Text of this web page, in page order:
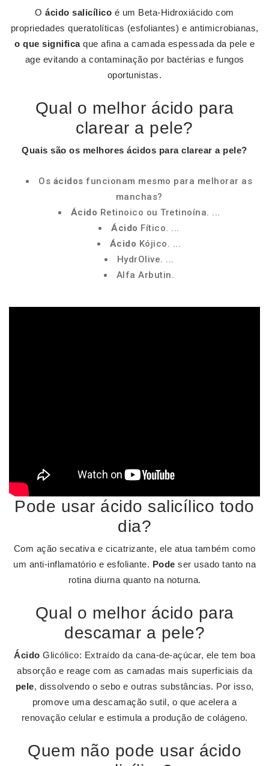
Oácido salicílico é um Beta-Hidroxiácido com
propriedades queratolíticas (esfoliantes) e antimicrobianas,
o que significaque afina a camada espessada da pele e
age evitando a contaminação por bactérias e fungos
oportunistas.
Qual o melhor ácido para
clarear a pele?
Quais são os melhores ácidos para clarear a pele?
Os ácidos funcionam mesmo para melhorar as
manchas?
Ácido Retinoico ou Tretinoína. ...
Ácido Fítico. ...
Ácido Kójico. ...
HydrOlive. ...
Alfa Arbutin.
Pode usar ácido salicílico todo
dia?
Com ação secativa e cicatrizante, ele atua também como
um anti-inflamatório e esfoliante. Pode ser usado tanto na
rotina diurna quanto na noturna.
Qual o melhor ácido para
descamar a pele?
Ácido Glicólico: Extraído da cana-de-açúcar, ele tem boa
absorção e reage com as camadas mais superficiais da
pele, dissolvendo o sebo e outras substâncias. Por isso,
promove uma descamação sutil, o que acelera a
renovação celular e estimula a produção de colágeno.
Quem não pode usar ácido